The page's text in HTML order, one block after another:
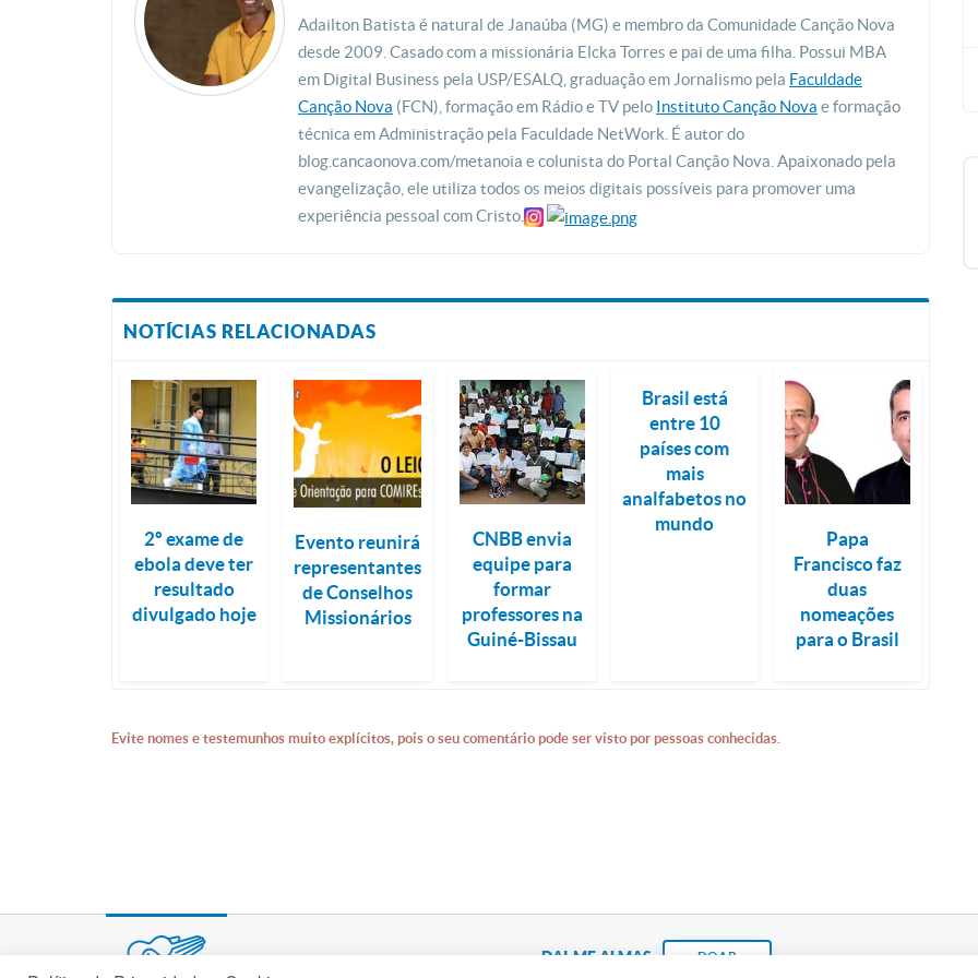
Adailton Batista é natural de Janaúba (MG) e membro da Comunidade Canção Nova
desde 2009. Casado com a missionária Elcka Torres e pai de uma filha. Possui MBA
em Digital Business pela USP/ESALQ, graduação em Jornalismo pela Faculdade
Canção Nova (FCN), formação em Rádio e TV pelo Instituto Canção Nova e formação
técnica em Administração pela Faculdade NetWork. É autor do
blog.cancaonova.com/metanoia e colunista do Portal Canção Nova. Apaixonado pela
evangelização, ele utiliza todos os meios digitais possíveis para promover uma
experiência pessoal com Cristo.
NOTÍCIAS RELACIONADAS
2º exame de
ebola deve ter
resultado
divulgado hoje
Evento reunirá
representantes
de Conselhos
Missionários
CNBB envia
equipe para
formar
professores na
Guiné-Bissau
Brasil está
entre 10
países com
mais
analfabetos no
mundo
Papa
Francisco faz
duas
nomeações
para o Brasil
Evite nomes e testemunhos muito explícitos, pois o seu comentário pode ser visto por pessoas conhecidas.
DAI-ME ALMAS DOAR